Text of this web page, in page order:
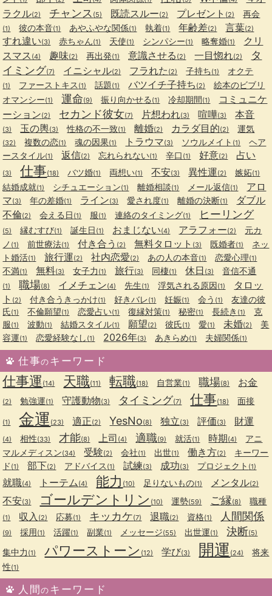
ラクル(2) チャンス (5) 既読スルー(2) プレゼント (2) 再会
(1) 彼の本音(1) あやふやな関係(1) 執着(1) 年齢差(2) 言葉(2)
すれ違い(3) 赤ちゃん(1) 天使(1) シンパシー(1) 略奪婚(1)
クリ
スマス (4) 趣味(2) 再出発(1) 意識させる (2) 一目惚れ(2)
タ
イミング(7) イニシャル(2) フラれた (2) 子持ち(1) オクテ
(1) ファーストキス (1) 話題(1) バツイチ子持ち (2)
絵本のビブリ
オマンシー(1) 運命(9) 振り向かせる (1) 冷却期間(1)
コミュニケ
ーション(2) セカンド彼女(7) 片想われ(3) 喧嘩(3) 本音
(3) 玉の輿(3) 性格の不一致(1) 離婚(2) カラダ目的(2) 運気
(32) 複数の恋(1) 魂の因果(1) トラウマ(3) ソウルメイト (1)
ヘア
ースタイル(1) 返信(2) 忘れられない(1) 辛口 (1) 好意(2) 占い
(3) 仕事(18) バツ婚(1) 両想い(1) 不安(3) 異性運(2) 嫉妬(1)
結婚成就(1) シチュエーション(1) 離婚相談(1) メール返信(1)
アロ
マ(3) 年の差婚(1) ライン(3) 愛され度(1) 離婚の決断(1)
ダブル
不倫(2) 会える日 (1) 服(1) 連絡のタイミング(1) ヒーリング
(5) 縁むすび(1) 誕生日 (1) おまじない(4) アラフォー(2)
元カ
ノ (1) 前世療法(1) 付き合う (2) 無料タロット (3) 既婚者(1)
ネッ
ト婚活(1) 旅行運(2) 社内恋愛(2) あの人の本音(1) 恋愛心理(1)
不満(1) 無料(3) 女子力 (1) 旅行(3) 同棲(1) 休日 (3) 音信不通
(1) 職場(8) イメチェン(4) 先生(1) 浮気される原因(1)
タロッ
ト (2) 付き合うきっかけ(1) 好きバレ(1) 妊娠(1) 会う (1)
友達の彼
氏(1) 不倫願望(1) 恋愛占い(1) 復縁対策(1) 秘密(1) 長続き (1)
克
服(1) 波動(1) 結婚スタイル(1) 願望(2) 彼氏(1) 愛(1) 未婚(2)
美
容運(1) 恋愛経験なし (1) 2026年(3) あきらめ(1) 夫婦関係(1)
仕事のキーワード
仕事運 (14) 天職(11) 転職(18) 自営業(1) 職場(8) お金
(2) 勉強運(1) 守護動物(3) タイミング(7) 仕事(18) 面接
(1) 金運 (23) 適正(2) YesNo(8) 独立(3) 評価(3) 財運
(4) 相性(33) 才能(8) 上司 (4) 適職(9) 就活(1) 時期(4)
アニ
マルメディスン(34) 受験(2) 会社(1) 出世(1) 働き方(2)
キーワー
ド (1) 部下(2) アドバイス (1) 試練(3) 成功(3) プロジェクト (1)
就職(4) トーテム (4) 能力 (10) 足りないもの(1) メンタル(2)
不安(3) ゴールデントリン (10) 運勢(59) ご縁(8) 職種
(1) 収入 (2) 応募(1) キッカケ(7) 退職(2) 資格(1) 人間関係
(9) 採用(1) 活躍(1) 副業(1) メッセージ(55) 出世運(1) 決断(5)
集中力 (1) パワーストーン (12) 学び(3) 開運 (24)
将来
性(1)
人間のキーワード